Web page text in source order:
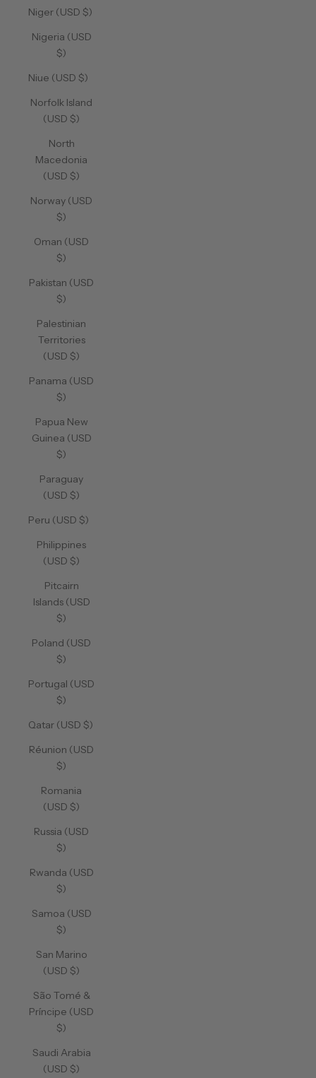
Niger (USD $)
Nigeria (USD
$)
Niue (USD $)
Norfolk Island
(USD $)
North
Macedonia
(USD $)
Norway (USD
$)
Oman (USD
$)
Pakistan (USD
$)
Palestinian
Territories
(USD $)
Panama (USD
$)
Papua New
Guinea (USD
$)
Paraguay
(USD $)
Peru (USD $)
Philippines
(USD $)
Pitcairn
Islands (USD
$)
Poland (USD
$)
Portugal (USD
$)
Qatar (USD $)
Réunion (USD
$)
Romania
(USD $)
Russia (USD
$)
Rwanda (USD
$)
Samoa (USD
$)
San Marino
(USD $)
São Tomé &
Príncipe (USD
$)
Saudi Arabia
(USD $)